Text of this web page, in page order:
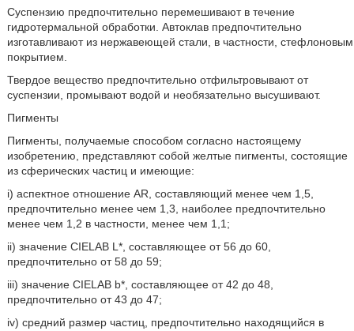
Суспензию предпочтительно перемешивают в течение
гидротермальной обработки. Автоклав предпочтительно
изготавливают из нержавеющей стали, в частности, стефлоновым
покрытием.
Твердое вещество предпочтительно отфильтровывают от
суспензии, промывают водой и необязательно высушивают.
Пигменты
Пигменты, получаемые способом согласно настоящему
изобретению, представляют собой желтые пигменты, состоящие
из сферических частиц и имеющие:
i) аспектное отношение AR, составляющий менее чем 1,5,
предпочтительно менее чем 1,3, наиболее предпочтительно
менее чем 1,2 в частности, менее чем 1,1;
ii) значение CIELAB L*, составляющее от 56 до 60,
предпочтительно от 58 до 59;
iii) значение CIELAB b*, составляющее от 42 до 48,
предпочтительно от 43 до 47;
iv) средний размер частиц, предпочтительно находящийся в